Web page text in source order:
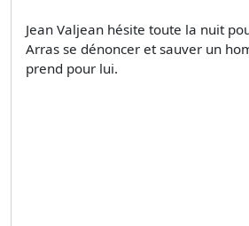
Jean Valjean hésite toute la nuit
Arras se dénoncer et sauver un
prend pour lui.